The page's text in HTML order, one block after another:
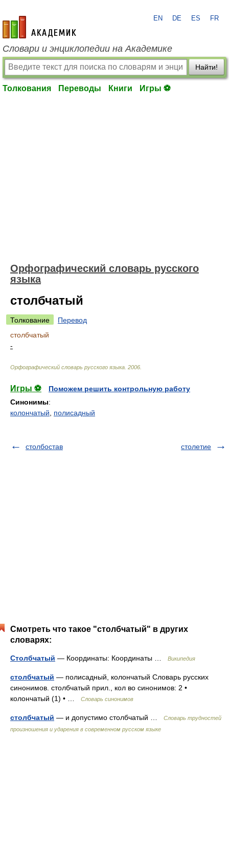
academic.ru
EN DE ES FR
Словари и энциклопедии на Академике
Найти!
Толкования Переводы Книги Игры ⚽
Орфографический словарь русского
языка
столбчатый
Толкование
Перевод
столбчатый
-
Орфографический словарь русского языка 2006
Игры ⚽
Поможем решить контрольную работу
Синонимы:
колончатый
полисадный
столбостав столетие
Смотреть что такое "столбчатый" в других
словарях:
Столбчатый — Координаты: Координаты … Википедия
столбчатый — полисадный, колончатый Словарь русских
синонимов. столбчатый прил., кол во синонимов: 2 •
колончатый (1) • …
Словарь синонимов
столбчатый — и допустимо столбчатый …
Словарь трудностей
произношения и ударения в современном русском языке